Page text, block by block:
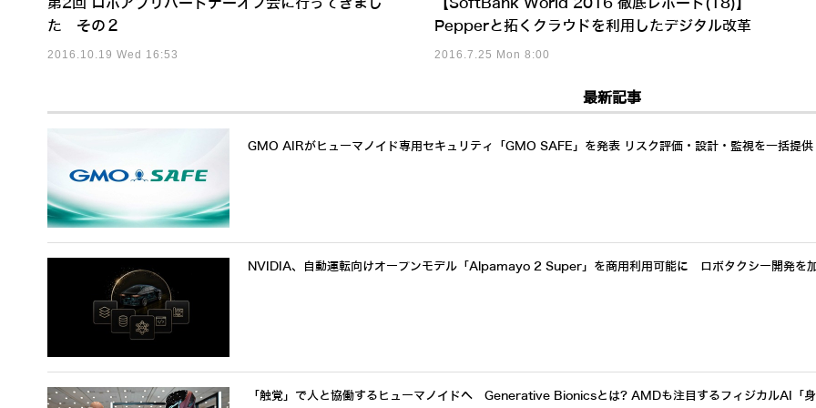
た その２
2016.10.19 Wed 16:53
Pepperと拓くクラウドを利用したデジタル改革
2016.7.25 Mon 8:00
最新記事
GMO AIRがヒューマノイド専用セキュリティ「GMO SAFE」を発表 リスク評価・設計・監視を一括提供
NVIDIA、自動運転向けオープンモデル「Alpamayo 2 Super」を商用利用可能に ロボタクシー開発を
「触覚」で人と協働するヒューマノイドへ Generative Bionicsとは? AMDも注目するフィジカルAI「身